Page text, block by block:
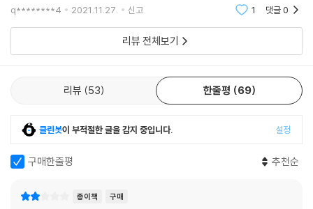
었다. _「포착되지 않는 풍경」 중에서
서로 다른 시공간에서 펼쳐지는 이야기들은 얼핏 연관이 없는 것처럼 보이
지만, 하나같이 인간의 보편적인 정서를 두드린다는 점에서 연결된다. 김
초엽은 독자에게 순순히 자기의 상상을 나눠주며 가본 적 없는 미지의 어
딘가에서 낯선 향수를 느끼게 만든다.
서로 다른 존재와의 거리를 가늠하는 너머의 세계
다음으로 열리는 세계는 인간종과 외계종의 조우와 공생에 관해 다룬 여섯
잠겨서
q********4 2021.11.27. 신고 1 댓글0
리뷰 전체보기
리뷰 53 한줄평 69
클린봇이 부적절한 글을 감지 중입니다. 설정
구매한줄평 추천순
종이책 구매